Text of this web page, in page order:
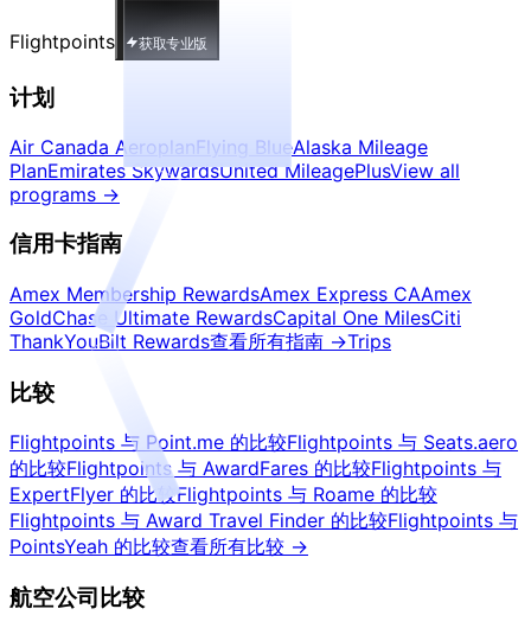
Flightpoints 获取专业版
计划
Air Canada AeroplanFlying BlueAlaska Mileage
PlanEmirates SkywardsUnited MileagePlusView all
programs →
信用卡指南
Amex Membership RewardsAmex Express CAAmex
GoldChase Ultimate RewardsCapital One MilesCiti
ThankYouBilt Rewards查看所有指南 →Trips
比较
Flightpoints 与 Point.me 的比较Flightpoints 与 Seats.aero
的比较Flightpoints 与 AwardFares 的比较Flightpoints 与
ExpertFlyer 的比较Flightpoints 与 Roame 的比较
Flightpoints 与 Award Travel Finder 的比较Flightpoints 与
PointsYeah 的比较查看所有比较 →
航空公司比较